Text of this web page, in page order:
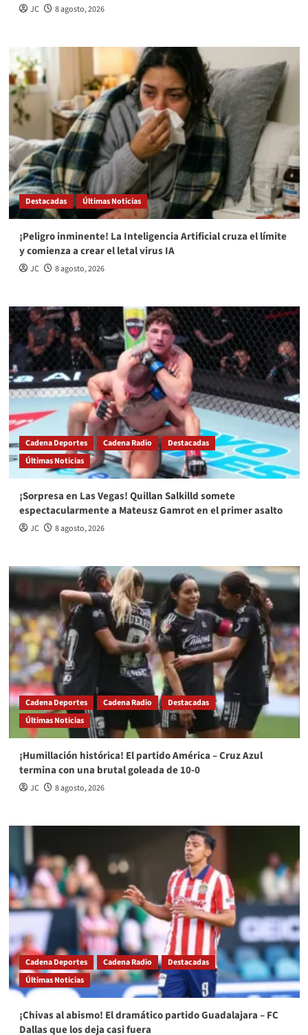
JC 8 agosto, 2026
Destacadas Últimas Noticias
¡Peligro inminente! La Inteligencia Artificial cruza el límite
y comienza a crear el letal virus IA
JC 8 agosto, 2026
Cadena Deportes Cadena Radio
Destacadas
Últimas Noticias
¡Sorpresa en Las Vegas! Quillan Salkilld somete
espectacularmente a Mateusz Gamrot en el primer asalto
JC 8 agosto, 2026
Cadena Deportes Cadena Radio
Destacadas
Últimas Noticias
¡Humillación histórica! El partido América – Cruz Azul
termina con una brutal goleada de 10-0
JC 8 agosto, 2026
Cadena Deportes Cadena Radio
Destacadas
Últimas Noticias
¡Chivas al abismo! El dramático partido Guadalajara – FC
Dallas que los deja casi fuera